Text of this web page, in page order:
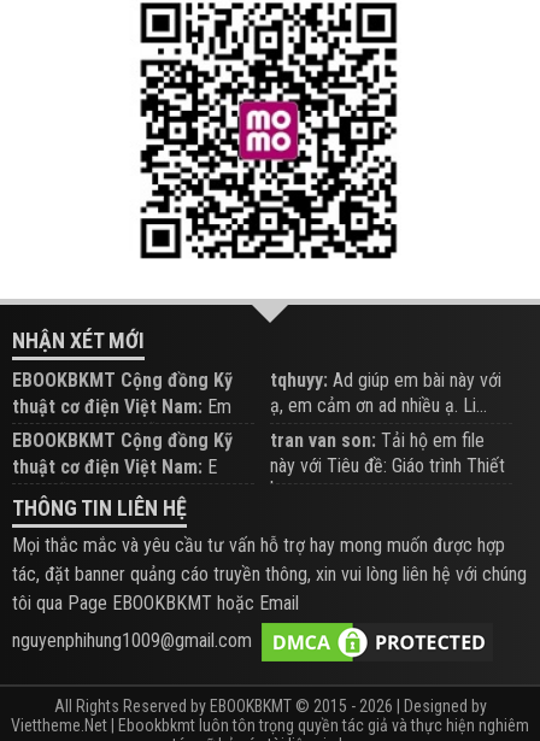
NHẬN XÉT MỚI
EBOOKBKMT Cộng đồng Kỹ
thuật cơ điện Việt Nam: Em
đăng trên Group hỗ trợ nhé
tqhuyy: Ad giúp em bài này với
ạ, em cảm ơn ad nhiều ạ. Li...
EBOOKBKMT Cộng đồng Kỹ
thuật cơ điện Việt Nam: E
xem hỗ trợ trên Group
tran van son: Tải hộ em file
này với Tiêu đề: Giáo trình Thiết
b...
THÔNG TIN LIÊN HỆ
Mọi thắc mắc và yêu cầu tư vấn hỗ trợ hay mong muốn được hợp
tác, đặt banner quảng cáo truyền thông, xin vui lòng liên hệ với chúng
tôi qua Page EBOOKBKMT hoặc Email
nguyenphihung1009@gmail.com
All Rights Reserved by EBOOKBKMT © 2015 - 2026 | Designed by
Viettheme.Net | Ebookbkmt luôn tôn trọng quyền tác giả và thực hiện nghiêm